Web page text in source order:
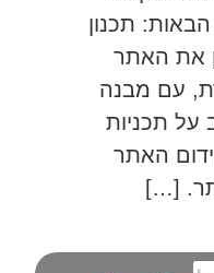
תכנון
את האתר
עם מבנה
על תכניות
האתר
[…]